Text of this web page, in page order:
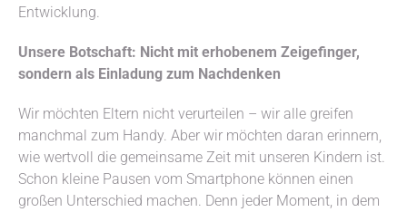
Entwicklung.
Unsere Botschaft: Nicht mit erhobenem Zeigefinger,
sondern als Einladung zum Nachdenken
Wir möchten Eltern nicht verurteilen – wir alle greifen
manchmal zum Handy. Aber wir möchten daran erinnern,
wie wertvoll die gemeinsame Zeit mit unseren Kindern ist.
Schon kleine Pausen vom Smartphone können einen
großen Unterschied machen. Denn jeder Moment, in dem